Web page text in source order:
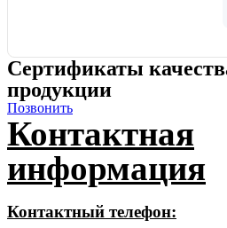
Сертификаты
продукции
Позвонить
Контактная
информация
Контактный телефон: